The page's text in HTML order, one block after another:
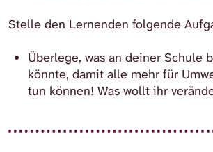
Stelle den Lernenden folgende
Überlege, was an deiner Schule
könnte, damit alle mehr für
tun können! Was wollt ihr